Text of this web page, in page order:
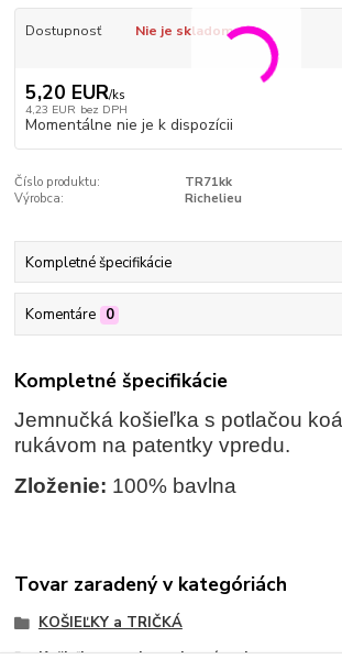
Dostupnosť Nie je skladom
5,20 EUR/ks
4,23 EUR bez DPH
Momentálne nie je k dispozícii
Číslo produktu:
TR71kk
Výrobca:
Richelieu
Kompletné špecifikácie
Komentáre 0
Kompletné špecifikácie
Jemnučká košieľka s potlačou
rukávom na patentky vpredu.
Zloženie: 100% bavlna
Tovar zaradený v kategóriách
KOŠIEĽKY a TRIČKÁ
Košieľky na celopred.zapínanie